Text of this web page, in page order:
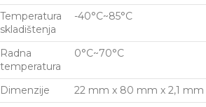
Temperatura
skladištenja
-40°C~85°C
Radna
temperatura
0°C~70°C
Dimenzije
22 mm x 80 mm x 2,1 mm